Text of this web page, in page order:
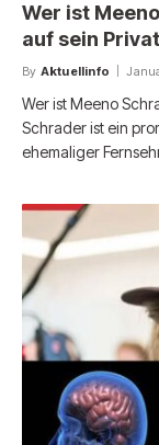
Wer ist
auf sein
By Aktuellinfo
Wer ist Meeno
Schrader ist ein
ehemaliger